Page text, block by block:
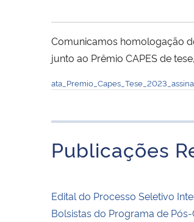
Comunicamos homologação
junto ao Prêmio CAPES de
Publicações
Edital do Processo Seletivo
Bolsistas do Programa de